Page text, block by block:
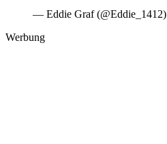
— Eddie Graf (@Eddie_1412)
Werbung